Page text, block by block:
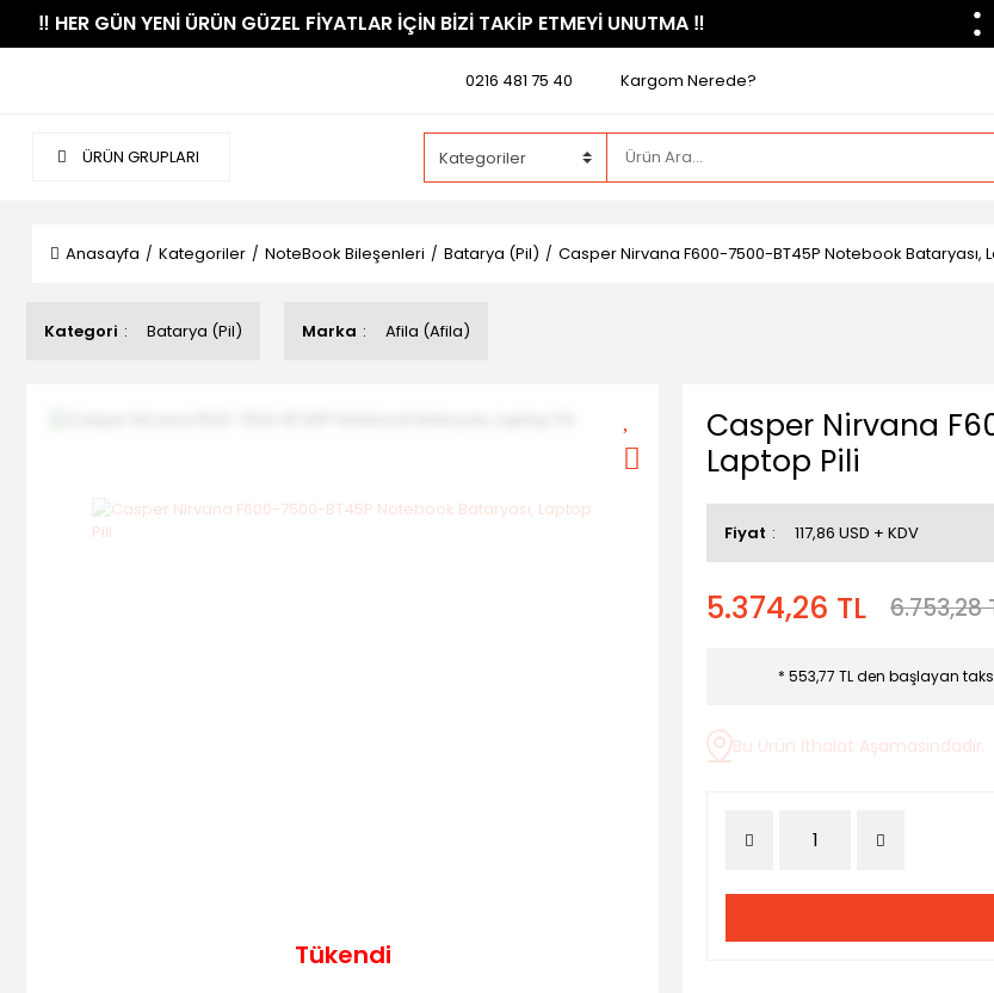
​‼️​ HER GÜN YENİ ÜRÜN GÜZEL FİYATLAR İÇİN BİZİ TAKİP ETMEYİ UNUTMA ​‼️​
0216 481 75 40 Kargom Nerede?
ÜRÜN GRUPLARI
Anasayfa Kategoriler NoteBook Bileşenleri Batarya (Pil) Casper Nirvana F600-7500-BT45P Notebook Bataryası,
Kategori Batarya (Pil) Marka Afila (Afila)
Tükendi
Casper Nirvana
Laptop Pili
Fiyat 117,86 USD + KDV
5.374,26 TL 6.753,28
* 553,77 TL den başlayan
Bu Ürün İthalat Aşamasındadır.